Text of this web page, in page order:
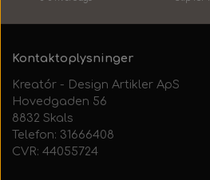
Kontaktoplysninger
Kreatór - Design Artikler ApS
Hovedgaden 56
8832 Skals
Telefon: 31666408
CVR: 44055724